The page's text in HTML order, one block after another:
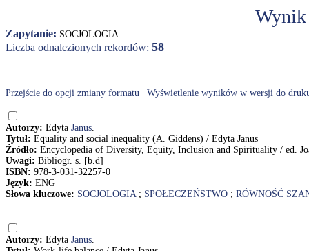
Zapytanie: SOCJOLOGIA
Liczba odnalezionych rekordów: 58
Przejście do opcji zmiany formatu Wyświetlenie wyników w wersji do
Autorzy: Edyta Janus.
Tytuł: Equality and social inequality (A. Giddens) / Edyta Janus
Źródło: Encyclopedia of Diversity, Equity, Inclusion and Spirituality / ed.
Uwagi: Bibliogr. s. [b.d]
ISBN: 978-3-031-32257-0
Język: ENG
Słowa kluczowe: SOCJOLOGIA; SPOŁECZEŃSTWO ; RÓWNOŚĆ
Autorzy: Edyta Janus.